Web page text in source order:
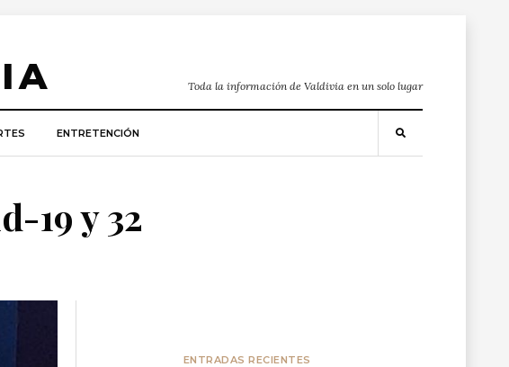
Toda la información de Valdivia en un solo lugar
ENTRETENCIÓN
19 y 32
ENTRADAS RECIENTES